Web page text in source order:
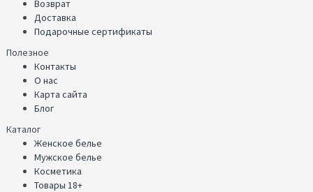
Возврат
Доставка
Подарочные сертификаты
Полезное
Контакты
О нас
Карта сайта
Блог
Каталог
Женское белье
Мужское белье
Косметика
Товары 18+